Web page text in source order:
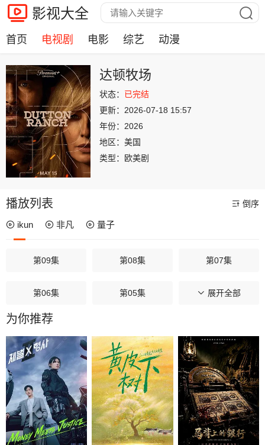
影视大全
首页 电视剧 电影 综艺 动漫
达顿牧场
状态： 已完结
更新： 2026-07-18 15:57
年份： 2026
地区： 美国
类型：
欧美剧
播放列表 倒序
ikun 非凡 量子
第09集 第08集 第07集
第06集 第05集 第04集
第03集
展开全部
为你推荐